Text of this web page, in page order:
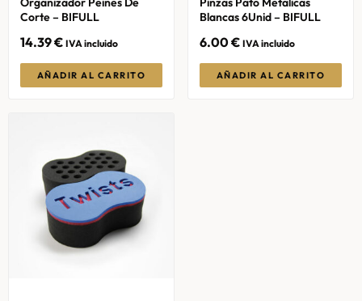
Corte – BIFULL
14.39€ IVA incluido
AÑADIR AL CARRITO
Blancas 6Unid – BIFULL
6.00€ IVA incluido
AÑADIR AL CARRITO